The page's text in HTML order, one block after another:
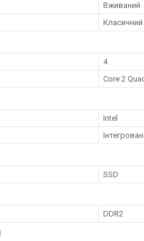
Вживаний
4
Core 2
Intel
SSD
DDR2